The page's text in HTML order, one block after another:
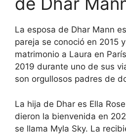
La esposa de Dhar Mann
pareja se conoció en 2015
matrimonio a Laura en
2019 durante uno de sus
son orgullosos padres de
La hija de Dhar es Ella
dieron la bienvenida en
se llama Myla Sky. La